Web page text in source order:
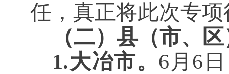
任，真正将此次专
（二） 县（市、
1.大冶市。 6月6